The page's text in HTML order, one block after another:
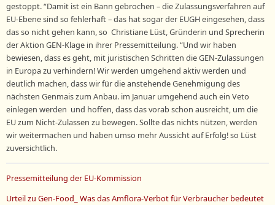
gestoppt. “Damit ist ein Bann gebrochen – die Zulassungsverfahren auf
EU-Ebene sind so fehlerhaft – das hat sogar der EUGH eingesehen, dass
das so nicht gehen kann, so Christiane Lüst, Gründerin und Sprecherin
der Aktion GEN-Klage in ihrer Pressemitteilung. “Und wir haben
bewiesen, dass es geht, mit juristischen Schritten die GEN-Zulassungen
in Europa zu verhindern! Wir werden umgehend aktiv werden und
deutlich machen, dass wir für die anstehende Genehmigung des
nächsten Genmais zum Anbau. im Januar umgehend auch ein Veto
einlegen werden und hoffen, dass das vorab schon ausreicht, um die
EU zum Nicht-Zulassen zu bewegen. Sollte das nichts nützen, werden
wir weitermachen und haben umso mehr Aussicht auf Erfolg! so Lüst
zuversichtlich.
Pressemitteilung der EU-Kommission
Urteil zu Gen-Food_ Was das Amflora-Verbot für Verbraucher bedeutet